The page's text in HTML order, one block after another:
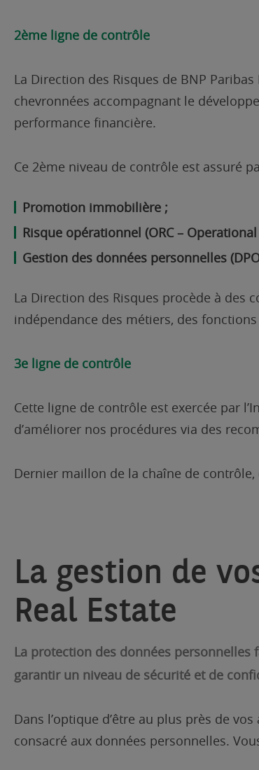
2ème ligne de contrôle
La Direction des Risques de BNP
chevronnées accompagnant le
performance financière.
Ce 2ème niveau de contrôle est assuré
Promotion immobilière ;
Risque opérationnel (ORC –
Gestion des données personnelles
La Direction des Risques procède à des
indépendance des métiers, des
3e ligne de contrôle
Cette ligne de contrôle est exercée par
d’améliorer nos procédures via des
Dernier maillon de la chaîne de
La gestion de
Real Estate
La protection des données
garantir un niveau de sécurité et de
Dans l’optique d’être au plus près de
consacré aux données personnelles.